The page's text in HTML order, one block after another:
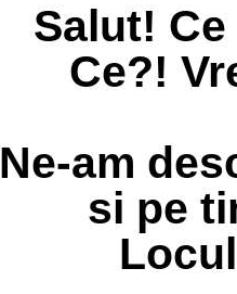
Salut!
Ce?!
Ne-am
si pe